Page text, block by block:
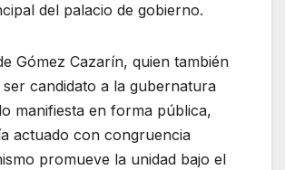
del palacio de gobierno.
Gómez Cazarín, quien también
candidato a la gubernatura
manifiesta en forma pública,
actuado con congruencia
promueve la unidad bajo el